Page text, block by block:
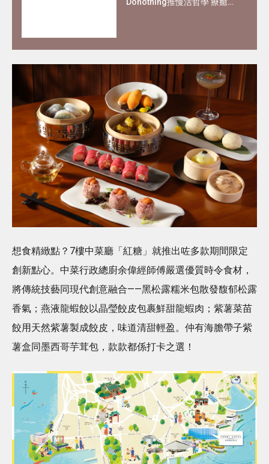
想食精緻點？7樓中菜廳「紅糖」就推出咗多款期間限定
創新點心。中菜行政總廚余偉經師傅嚴選優質時令食材，
將傳統技藝同現代創意融合——黑松露糯米包散發馥郁松露
香氣；燕液龍蝦餃以晶瑩餃皮包裹鮮甜龍蝦肉；紫薯菜苗
餃用天然紫薯製成餃皮，味道清甜輕盈。仲有海膽帶子紫
薯盒同墨西哥芋茸包，款款都係打卡之選！